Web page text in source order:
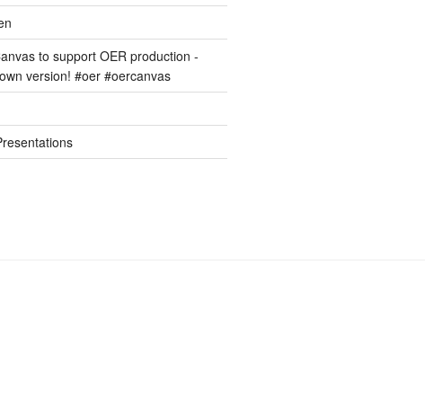
to support OER production -
version! #oer #oercanvas